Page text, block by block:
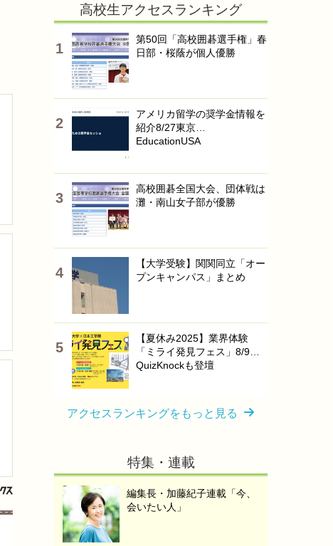
高校生アクセスランキング
第50回「高校囲碁選手権」春
日部・桜蔭が個人優勝
アメリカ留学の奨学金情報を
紹介8/27東京…
EducationUSA
高校囲碁全国大会、団体戦は
灘・南山女子部が優勝
【大学受験】関関同立「オー
プンキャンパス」まとめ
【夏休み2025】業界体験
「ミライ発見フェス」8/9…
QuizKnockも登壇
アクセスランキングをもっと見る
特集・連載
編集長・加藤紀子連載「今、
会いたい人」